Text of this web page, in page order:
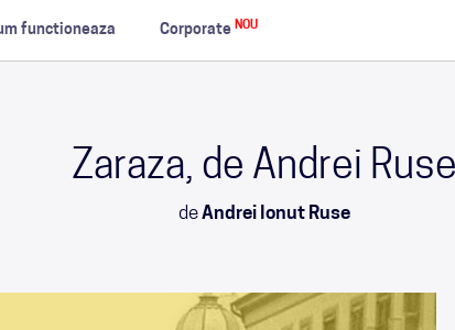
functioneaza Corporate NOU
Zaraza, de Andrei Ruse
deAndrei Ionut Ruse